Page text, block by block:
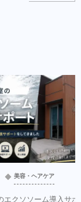
美容・ヘアケア
エクソソーム導入サポ